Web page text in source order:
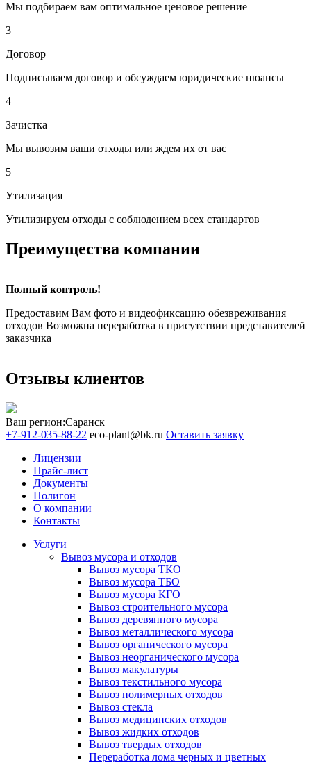
Мы подбираем вам оптимальное ценовое решение
3
Договор
Подписываем договор и обсуждаем юридические нюансы
4
Зачистка
Мы вывозим ваши отходы или ждем их от вас
5
Утилизация
Утилизируем отходы с соблюдением всех стандартов
Преимущества компании
Полный контроль!
Предоставим Вам фото и видеофиксацию обезвреживания
отходов Возможна переработка в присутствии представителей
заказчика
Отзывы клиентов
Ваш регион:Саранск
+7-912-035-88-22 eco-plant@bk.ru Оставить заявку
Лицензии
Прайс-лист
Документы
Полигон
О компании
Контакты
Услуги
Вывоз мусора и отходов
Вывоз мусора ТКО
Вывоз мусора ТБО
Вывоз мусора КГО
Вывоз строительного мусора
Вывоз деревянного мусора
Вывоз металлического мусора
Вывоз органического мусора
Вывоз неорганического мусора
Вывоз макулатуры
Вывоз текстильного мусора
Вывоз полимерных отходов
Вывоз стекла
Вывоз медицинских отходов
Вывоз жидких отходов
Вывоз твердых отходов
Переработка лома черных и цветных